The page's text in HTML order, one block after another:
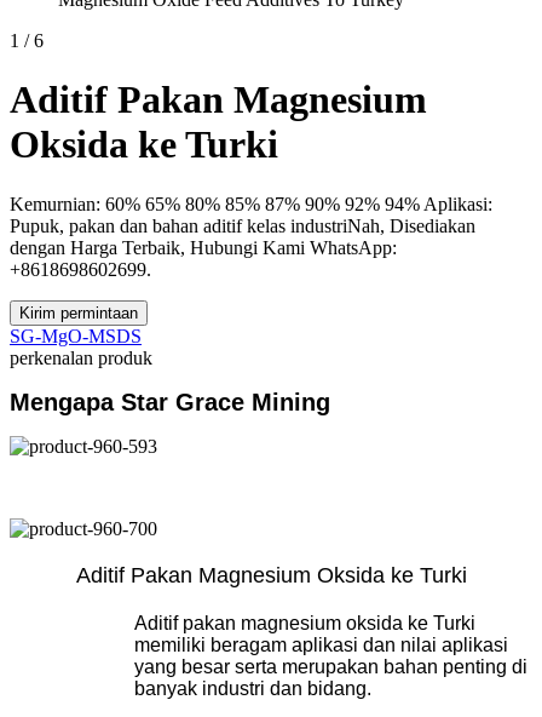
1 / 6
Aditif Pakan Magnesium
Oksida ke Turki
Kemurnian: 60% 65% 80% 85% 87% 90% 92% 94% Aplikasi:
Pupuk, pakan dan bahan aditif kelas industriNah, Disediakan
dengan Harga Terbaik, Hubungi Kami WhatsApp:
+8618698602699.
Kirim permintaan
SG-MgO-MSDS
perkenalan produk
Mengapa Star Grace Mining
Aditif Pakan Magnesium Oksida ke Turki
Aditif pakan magnesium oksida ke Turki
memiliki beragam aplikasi dan nilai aplikasi
yang besar serta merupakan bahan penting di
banyak industri dan bidang.